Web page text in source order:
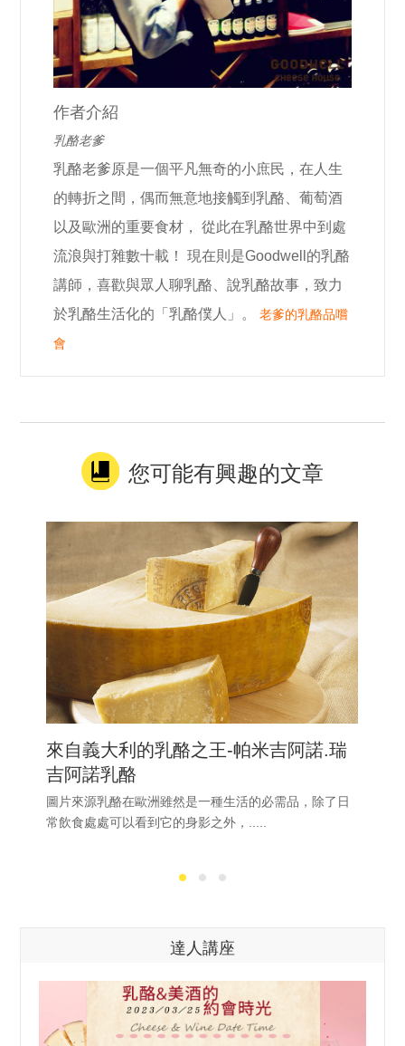
作者介紹
乳酪老爹
乳酪老爹原是一個平凡無奇的小庶民，在人生
的轉折之間，偶而無意地接觸到乳酪、葡萄酒
以及歐洲的重要食材， 從此在乳酪世界中到處
流浪與打雜數十載！ 現在則是Goodwell的乳酪
講師，喜歡與眾人聊乳酪、說乳酪故事，致力
於乳酪生活化的「乳酪僕人」。老爹的乳酪品嚐
會
您可能有興趣的文章
來自義大利的乳酪之王-帕米吉阿諾.瑞
吉阿諾乳酪
圖片來源乳酪在歐洲雖然是一種生活的必需品，除了日
常飲食處處可以看到它的身影之外，.....
達人講座